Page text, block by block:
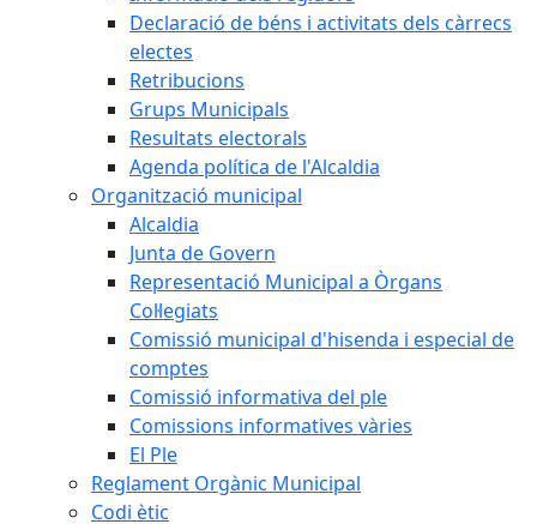
Declaració de béns i activitats dels càrrecs
electes
Retribucions
Grups Municipals
Resultats electorals
Agenda política de l'Alcaldia
Organització municipal
Alcaldia
Junta de Govern
Representació Municipal a Òrgans
Col·legiats
Comissió municipal d'hisenda i especial de
comptes
Comissió informativa del ple
Comissions informatives vàries
El Ple
Reglament Orgànic Municipal
Codi ètic